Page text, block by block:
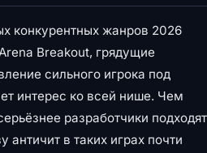
конкурентных жанров 2026
Breakout, грядущие
сильного игрока под
интерес ко всей нише. Чем
разработчики подходят
античит в таких играх почти